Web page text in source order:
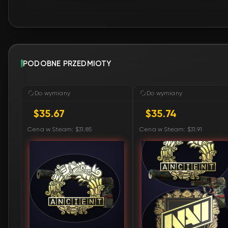
PODOBNE PRZEDMIOTY
Do wymiany
$35.67
Cena w Steam: $31.85
Do wymiany
$35.74
Cena w Steam: $31.91